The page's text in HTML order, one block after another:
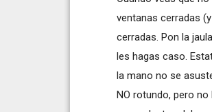
ventanas cerradas
cerradas. Pon la
les hagas caso.
la mano no se
NO rotundo, pero